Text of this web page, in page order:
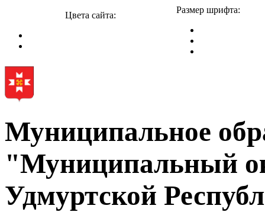
Цвета сайта:
Размер шрифта:
Муниципальное
"Муниципальный
Удмуртской